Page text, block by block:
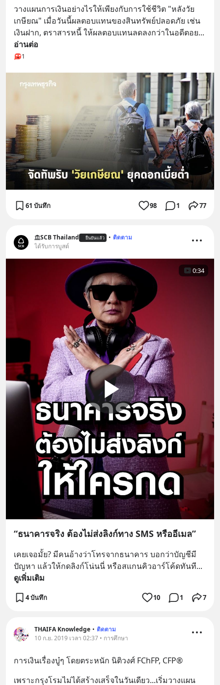
วางแผนการเงินอย่างไรให้เพียงกับการใช้ชีวิต "หลังวัย
เกษียณ" เมื่อวันนี้ผลตอบแทนของสินทรัพย์ปลอดภัย เช่น
เงินฝาก, ตราสารหนี้ ให้ผลตอบแทนลดลงกว่าในอดีตอย
อ่านต่อ
1
61 บันทึก 98 1 77
SCB Thailand ยืนยันแล้ว • ติดตาม
ได้รับการบูสต์
0:34
“ธนาคารจริง ต้องไม่ส่งลิงก์ทาง SMS หรืออีเมล”
เคยเจอมั้ย? มีคนอ้างว่าโทรจากธนาคาร บอกว่าบัญชีมี
ปัญหา แล้วให้กดลิงก์โน่นนี่ หรือสแกนคิวอาร์โค้ดทันที...
ดูเพิ่มเติม
4 บันทึก 10 1 7
THAIFA​ Knowledge​ • ติดตาม
10 ก.ย. 2019 เวลา 02:37 • การศึกษา
การเงินเรื่องบู๋ๆ โดยตระหนัก นิติวงศ์ FChFP, CFP®
เพราะกรุงโรมไม่ได้สร้างเสร็จในวันเดียว...เริ่มวางแผน